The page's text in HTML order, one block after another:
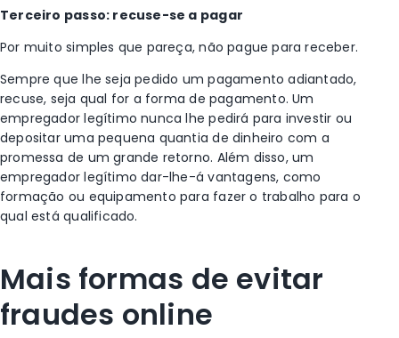
Terceiro passo: recuse-se a pagar
Por muito simples que pareça, não pague para receber.
Sempre que lhe seja pedido um pagamento adiantado,
recuse, seja qual for a forma de pagamento. Um
empregador legítimo nunca lhe pedirá para investir ou
depositar uma pequena quantia de dinheiro com a
promessa de um grande retorno. Além disso, um
empregador legítimo dar-lhe-á vantagens, como
formação ou equipamento para fazer o trabalho para o
qual está qualificado.
Mais formas de evitar
fraudes online